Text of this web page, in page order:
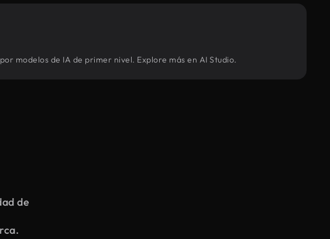
modelos de IA de primer nivel. Explore más en AI Studio.
de